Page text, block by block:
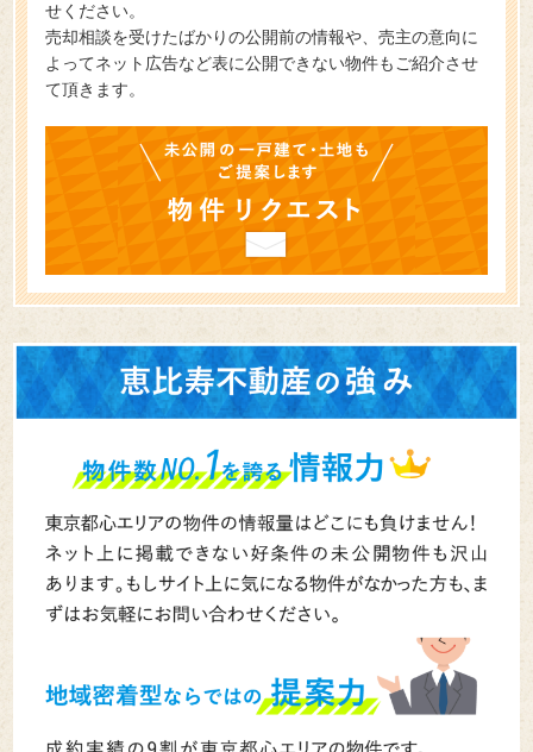
せください。
売却相談を受けたばかりの公開前の情報や、売主の意向に
よってネット広告など表に公開できない物件もご紹介させ
て頂きます。